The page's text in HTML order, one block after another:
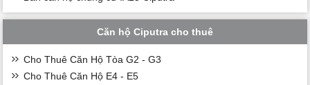
Căn hộ Ciputra cho thuê
Cho Thuê Căn Hộ Tòa G2 - G3
Cho Thuê Căn Hộ E4 - E5